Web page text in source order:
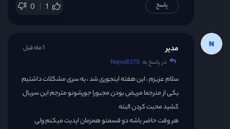
0 1 پاسخ
مدیر
در پاسخ به Najva8370
سلام عزیزم ، این هفته اینجوری شد ، یه سری مشکلات داشتیم
یکی از مترجما مریض بودن مجبورا جورشونو مترجم این سریال
کشید محبت کردن البته
هر وقت حاضر باشه دو قسمتو همزمان اپدیت میکنم ولی
1 ماه قبل